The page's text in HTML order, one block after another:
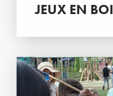
JEUX EN